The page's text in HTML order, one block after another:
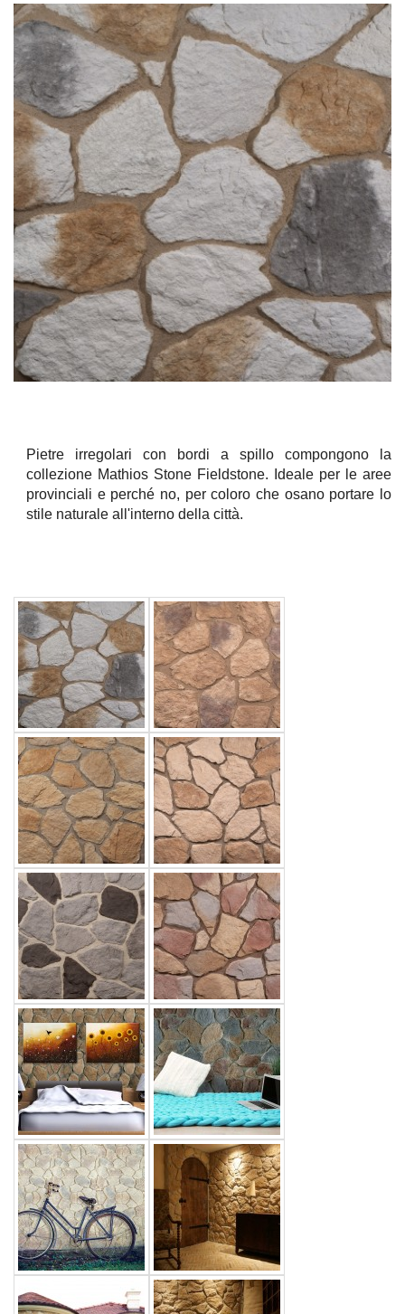
Pietre irregolari con bordi a spillo compongono la
collezione Mathios Stone Fieldstone.
Ideale per le aree
provinciali e perché no, per coloro che osano portare lo
stile naturale all'interno della città.